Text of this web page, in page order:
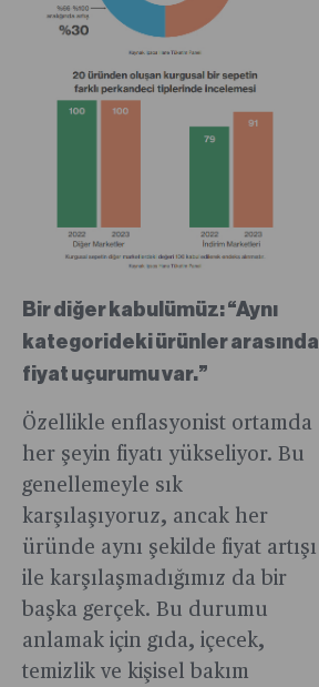
Bir diğer kabulümüz: “Aynı
kategorideki ürünler arasında
fiyat uçurumu var.”
Özellikle enflasyonist ortamda
her şeyin fiyatı yükseliyor. Bu
genellemeyle sık
karşılaşıyoruz, ancak her
üründe aynı şekilde fiyat artışı
ile karşılaşmadığımız da bir
başka gerçek. Bu durumu
anlamak için gıda, içecek,
temizlik ve kişisel bakım